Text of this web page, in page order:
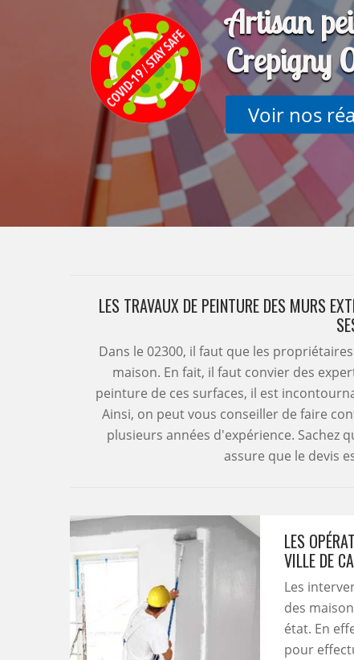
Artisan
Crepigny
Voir nos
LES TRAVAUX DE PEINTURE DES MURS
Dans le 02300, il faut que les
maison. En fait, il faut convier des
peinture de ces surfaces, il est
Ainsi, on peut vous conseiller de faire
plusieurs années d'expérience. Sachez
assure que le devis
LES
VILLE DE
Les
des
état. En
pour